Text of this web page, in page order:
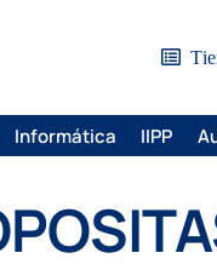
Informática IIPP